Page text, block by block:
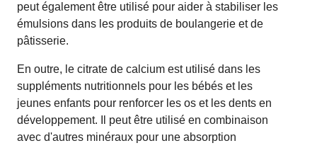
peut également être utilisé pour aider à stabiliser les
émulsions dans les produits de boulangerie et de
pâtisserie.
En outre, le citrate de calcium est utilisé dans les
suppléments nutritionnels pour les bébés et les
jeunes enfants pour renforcer les os et les dents en
développement. Il peut être utilisé en combinaison
avec d'autres minéraux pour une absorption